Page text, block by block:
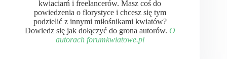
kwiaciarń i freelancerów. Masz coś do
powiedzenia o florystyce i chcesz się tym
podzielić z innymi miłośnikami kwiatów?
Dowiedz się jak dołączyć do grona autorów. O
autorach forumkwiatowe.pl